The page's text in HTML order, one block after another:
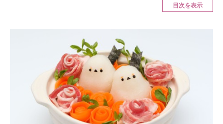
スマホと通信の最新トレンド
進化するPCとデバイスの未来
好きが集まる 比べて選べる
ビジネスと働き方のヒント
目次を表示